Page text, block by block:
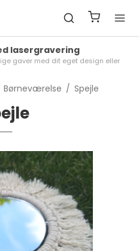
lasergravering
gaver med dit eget design eller
Børneværelse / Spejle